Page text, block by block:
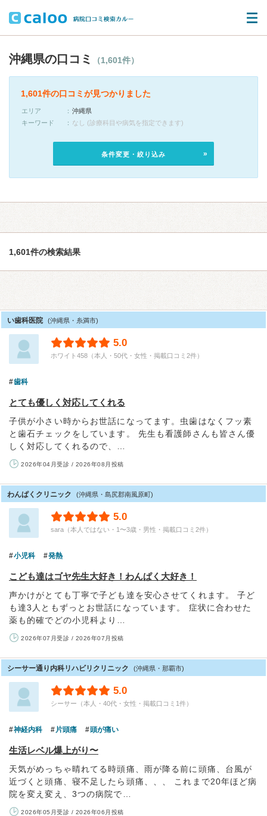
沖縄県の口コミ （1,601件）
1,601件の口コミが見つかりました
エリア
沖縄県
キーワード
なし (診療科目や病気を指定できます)
条件変更・絞り込み
1,601件の検索結果
い歯科医院 (沖縄県・糸満市)
5.0
ホワイト458（本人・50代・女性・掲載口コミ2件）
歯科
とても優しく対応してくれる
子供が小さい時からお世話になってます。虫歯はなくフッ素
と歯石チェックをしています。 先生も看護師さんも皆さん優
しく対応してくれるので、…
2026年04月受診 / 2026年08月投稿
わんぱくクリニック (沖縄県・島尻郡南風原町)
5.0
sara（本人ではない・1〜3歳・男性・掲載口コミ2件）
小児科 発熱
こども達はゴヤ先生大好き！わんぱく大好き！
声かけがとても丁寧で子ども達を安心させてくれます。 子ど
も達3人ともずっとお世話になっています。 症状に合わせた
薬も的確でどの小児科より…
2026年07月受診 / 2026年07月投稿
シーサー通り内科リハビリクリニック (沖縄県・那覇市)
5.0
シーサー（本人・40代・女性・掲載口コミ1件）
神経内科 片頭痛 頭が痛い
生活レベル爆上がり〜
天気がめっちゃ晴れてる時頭痛、雨が降る前に頭痛、台風が
近づくと頭痛、寝不足したら頭痛、、、 これまで20年ほど病
院を変え変え、3つの病院で…
2026年05月受診 / 2026年06月投稿